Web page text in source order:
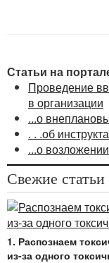
1. Решить, по
будет
рабочем месте.
2. Составить
освобождаемых
рабочем месте.
3. При
ответственных
инструктажа на
подразделениях.
4. Провести
Статьи на
Проведение
в организации
...о
. . .об
...о
Свежие статьи
1. Распознаем
из-за одного